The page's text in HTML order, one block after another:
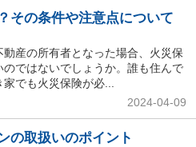
その条件や注意点について
産の所有者となった場合、火災保
ではないでしょうか。誰も住んで
でも火災保険が必...
2024-04-09
の取扱いのポイント